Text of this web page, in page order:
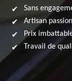
Sans
Artisan
Prix
Travail de